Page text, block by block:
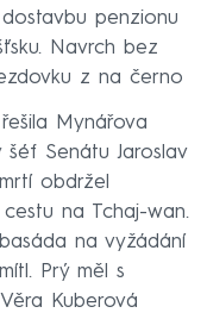
penzionu
Navrch bez
z na černo
Mynářova
šéf Senátu Jaroslav
obdržel
na Tchaj-wan.
na vyžádání
Prý měl s
Kuberová